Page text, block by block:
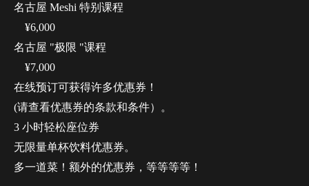
名古屋 Meshi 特别课程
¥6,000
名古屋 "极限 "课程
¥7,000
在线预订可获得许多优惠券！
(请查看优惠券的条款和条件）。
3 小时轻松座位券
无限量单杯饮料优惠券。
多一道菜！额外的优惠券，等等等等！